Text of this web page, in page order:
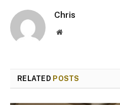
Chris
Website
RELATED POSTS